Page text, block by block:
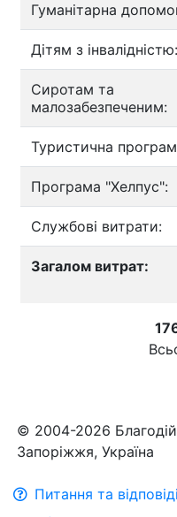
Гуманітарна
Дітям з інвалідністю:
Сиротам та
малозабезпеченим:
Туристична
Програма "Хелпус":
Службові витрати:
Загалом витрат:
© 2004-2026
Запоріжжя, Україна
Питання та відповіді